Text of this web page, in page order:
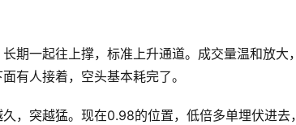
期一起往上撑，标准上升通道。成交量温和放大，
有人接着，空头基本耗完了。
，突越猛。现在0.98的位置，低倍多单埋伏进去，